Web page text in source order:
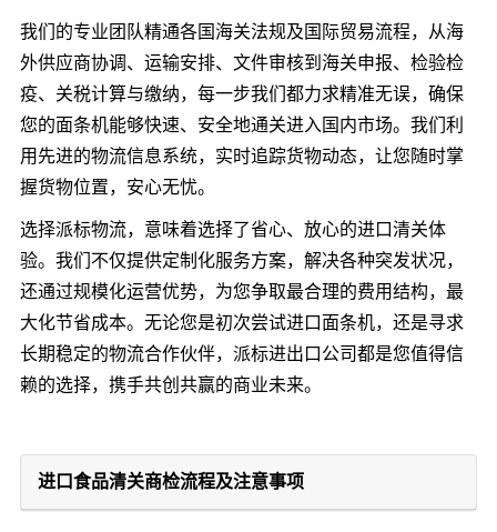
我们的专业团队精通各国海关法规及国际贸易流程，从海
外供应商协调、运输安排、文件审核到海关申报、检验检
疫、关税计算与缴纳，每一步我们都力求精准无误，确保
您的面条机能够快速、安全地通关进入国内市场。我们利
用先进的物流信息系统，实时追踪货物动态，让您随时掌
握货物位置，安心无忧。
选择派标物流，意味着选择了省心、放心的进口清关体
验。我们不仅提供定制化服务方案，解决各种突发状况，
还通过规模化运营优势，为您争取最合理的费用结构，最
大化节省成本。无论您是初次尝试进口面条机，还是寻求
长期稳定的物流合作伙伴，派标进出口公司都是您值得信
赖的选择，携手共创共赢的商业未来。
进口食品清关商检流程及注意事项